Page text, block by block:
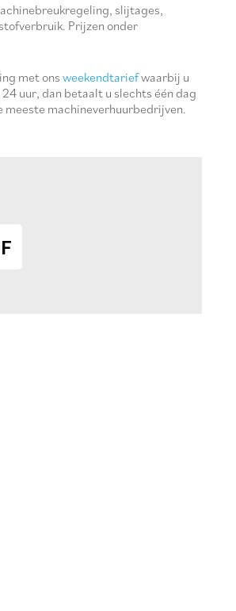
slijtages,
Prijzen onder
met ons weekendtariefwaarbij u
uur, dan betaalt u slechts één dag
meeste machineverhuurbedrijven.